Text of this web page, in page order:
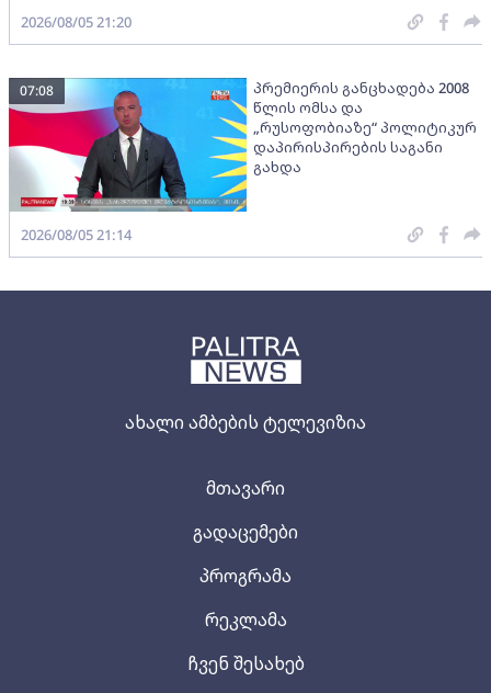
ახალი ამბების ტელევიზია
მთავარი
გადაცემები
პროგრამა
რეკლამა
ჩვენ შესახებ
2026/08/05 21:20
პრემიერის განცხადება 2008
წლის ომსა და
„რუსოფობიაზე“ პოლიტიკურ
დაპირისპირების საგანი
გახდა
07:08
2026/08/05 21:14